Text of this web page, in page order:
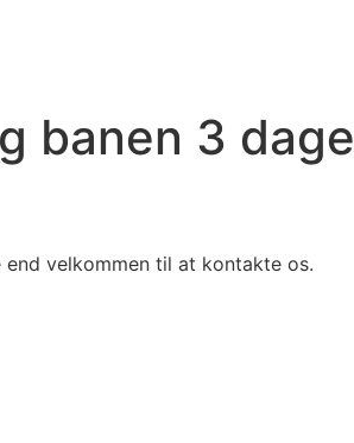
banen 3 dage
velkommen til at kontakte os.